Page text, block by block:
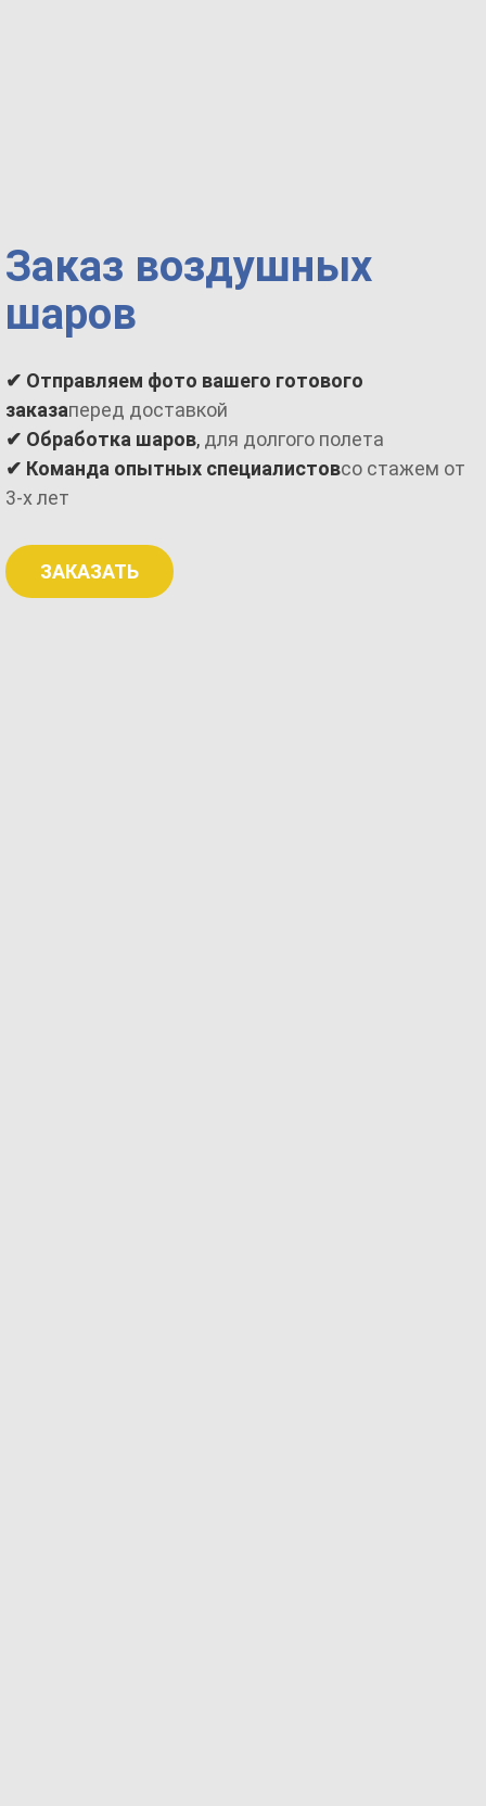
Заказ воздушных
шаров
✔ Отправляем фото вашего готового
заказаперед доставкой
✔ Обработка шаров, для долгого полета
✔ Команда опытных специалистовсо стажем от
3-х лет
ЗАКАЗАТЬ